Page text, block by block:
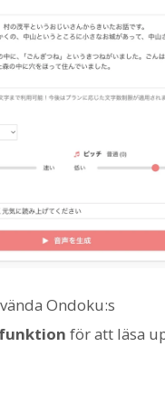
Ondoku:s
för att läsa